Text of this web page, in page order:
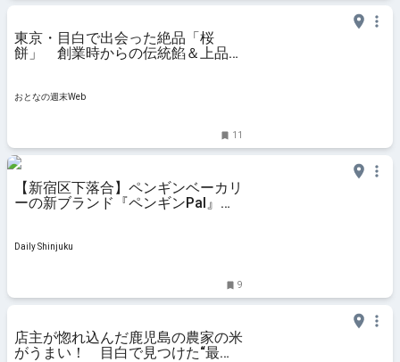
東京・目白で出会った絶品「桜
餅」 創業時からの伝統餡＆上品な
おとなの週末Web
11
【新宿区下落合】ペンギンベーカリ
ーの新ブランド『ペンギンPal』が4
Shinjuku
Daily Shinjuku
9
店主が惚れ込んだ鹿児島の農家の米
がうまい！ 目白で見つけた“最高